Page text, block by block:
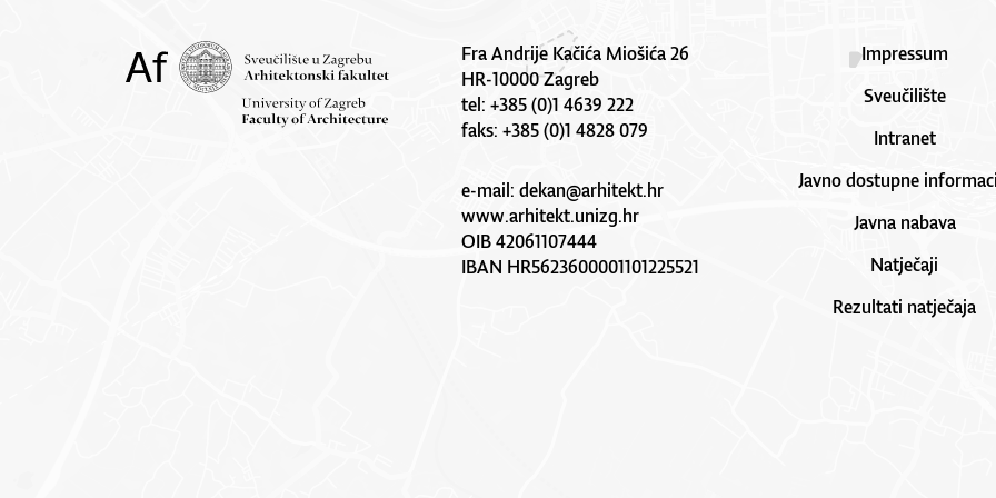
Fra Andrije Kačića Miošića 26
HR-10000 Zagreb
tel: +385 (0)1 4639 222
faks: +385 (0)1 4828 079
e-mail:dekan@arhitekt.hr
www.arhitekt.unizg.hr
OIB 42061107444
IBAN HR5623600001101225521
Impressum
Sveučilište
Intranet
Javno dostupne
Javna nabava
Natječaji
Rezultati natječaja